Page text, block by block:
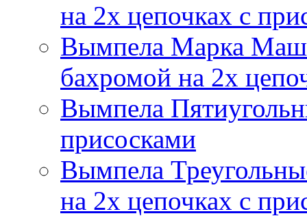
на 2х цепочках с
Вымпела Марка
бахромой на 2х
Вымпела
присосками
Вымпела
на 2х цепочках с